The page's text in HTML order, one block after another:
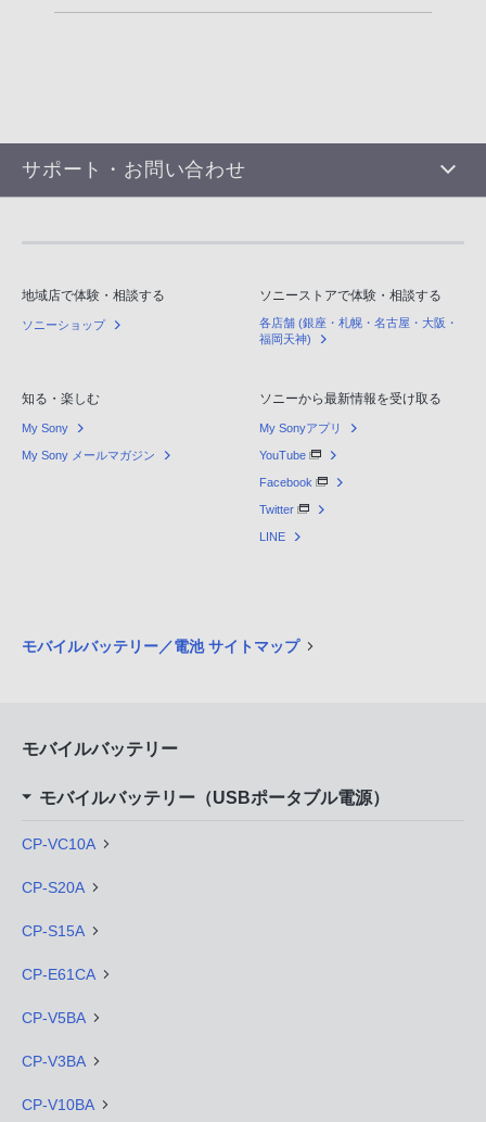
サポート・お問い合わせ
地域店で体験・相談する
ソニーショップ
ソニーストアで体験・相談する
各店舗 (銀座・札幌・名古屋・大阪・
福岡天神)
知る・楽しむ
My Sony
My Sony メールマガジン
ソニーから最新情報を受け取る
My Sonyアプリ
YouTube
Facebook
Twitter
LINE
モバイルバッテリー／電池 サイトマップ
モバイルバッテリー
モバイルバッテリー（USBポータブル電源）
CP-VC10A
CP-S20A
CP-S15A
CP-E61CA
CP-V5BA
CP-V3BA
CP-V10BA